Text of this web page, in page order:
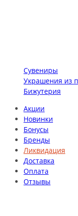
Сувениры
Украшения из
Бижутерия
Акции
Новинки
Бонусы
Бренды
Ликвидация
Доставка
Оплата
Отзывы